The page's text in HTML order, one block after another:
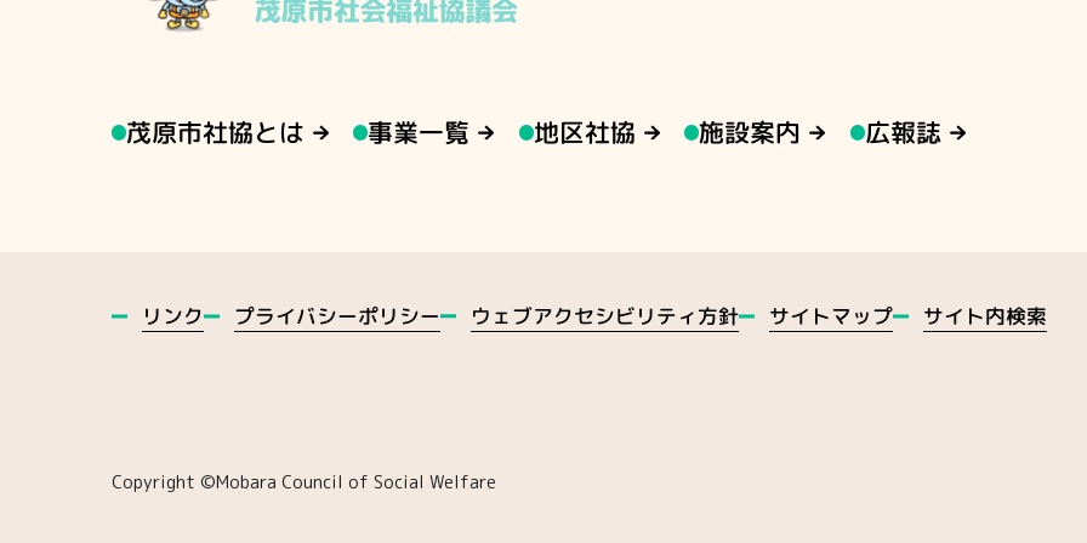
茂原市社協とは 事業一覧 地区社協 施設案内 広報誌
リンク プライバシーポリシー ウェブアクセシビリティ方針 サイトマップ サイト内検索
Copyright ©️Mobara Council of Social Welfare